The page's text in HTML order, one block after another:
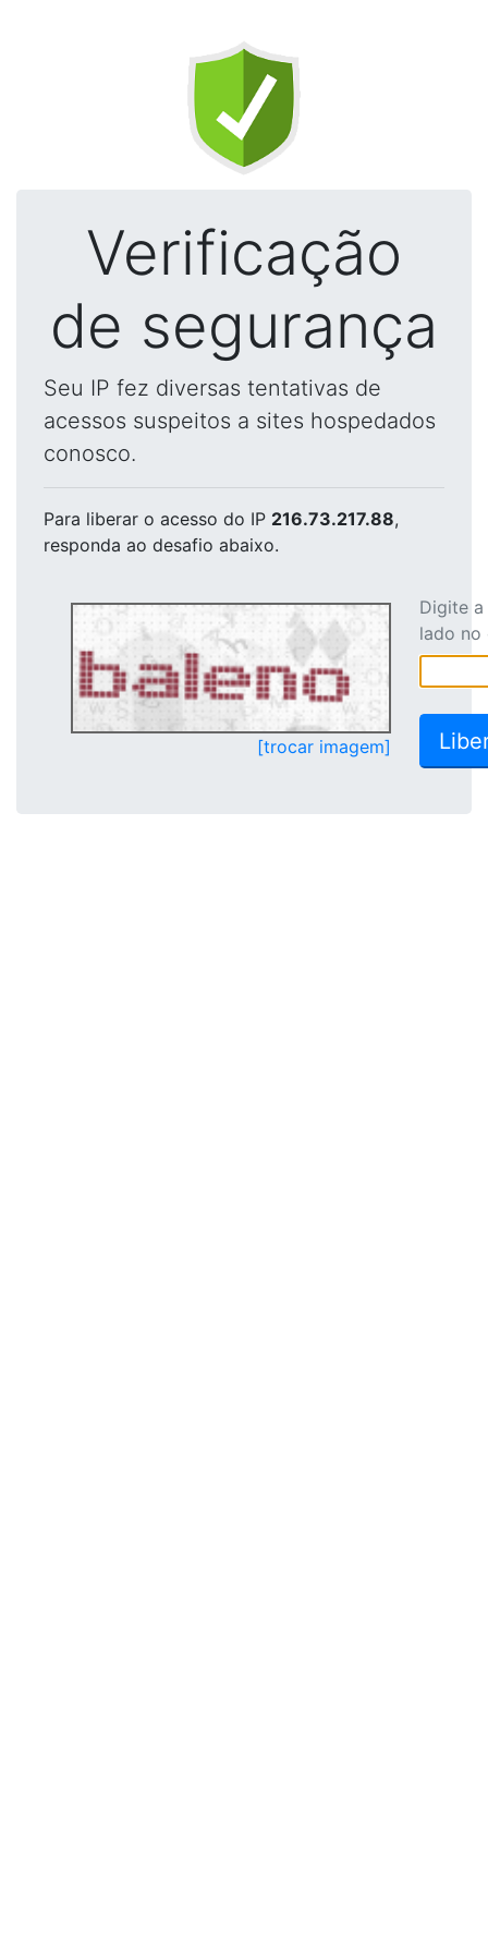
Verificação
de segurança
Seu IP fez diversas tentativas de
acessos suspeitos a sites hospedados
conosco.
Para liberar o acesso do IP 216.73.217.88,
responda ao desafio abaixo.
[trocar imagem]
Digite
lado no